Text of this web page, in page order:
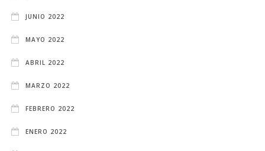
JUNIO 2022
MAYO 2022
ABRIL 2022
MARZO 2022
FEBRERO 2022
ENERO 2022